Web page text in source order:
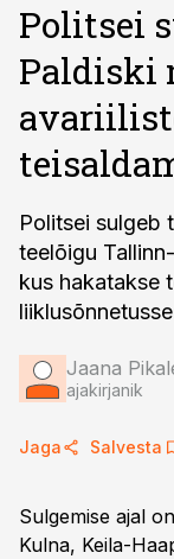
Politsei
Paldiski
Politsei sulgeb
teelõigu
kus hakatakse
Jaana
ajakirjanik
Jaga Salvesta
Sulgemise ajal
Kulna, Keila-